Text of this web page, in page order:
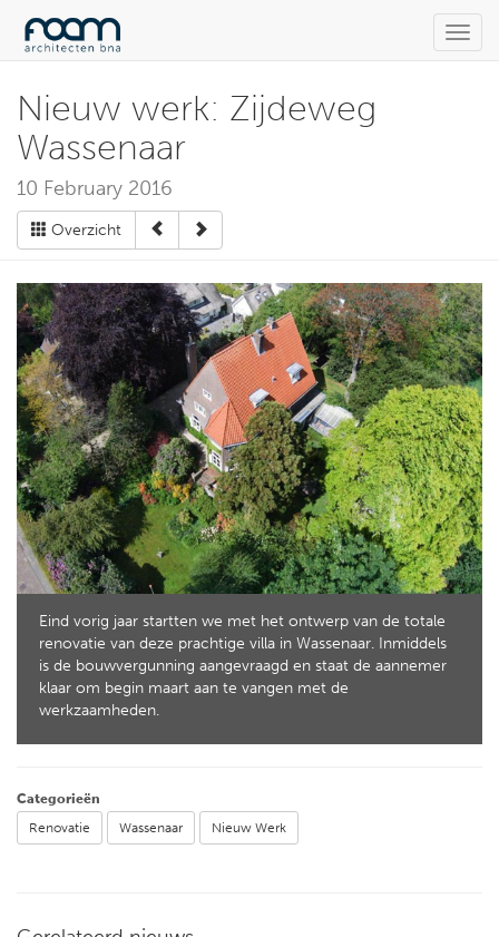
Nieuw werk: Zijdeweg
Wassenaar
10 February 2016
Overzicht
Eind vorig jaar startten we met het ontwerp van de totale
renovatie van deze prachtige villa in Wassenaar. Inmiddels
is de bouwvergunning aangevraagd en staat de aannemer
klaar om begin maart aan te vangen met de
werkzaamheden.
Categorieën
Renovatie
Wassenaar Nieuw Werk